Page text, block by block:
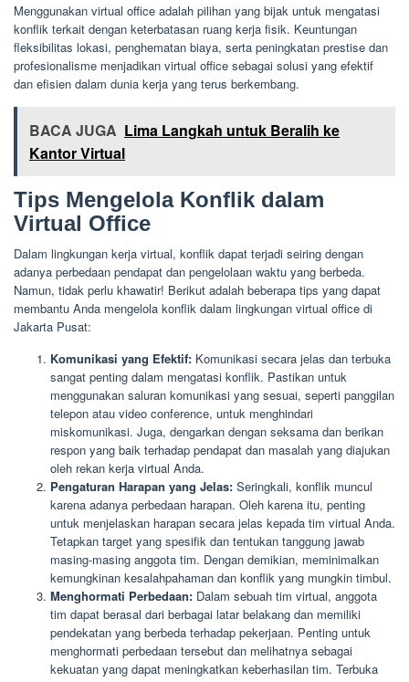
Menggunakan virtual office adalah pilihan yang bijak untuk mengatasi
konflik terkait dengan keterbatasan ruang kerja fisik. Keuntungan
fleksibilitas lokasi, penghematan biaya, serta peningkatan prestise dan
profesionalisme menjadikan virtual office sebagai solusi yang efektif
dan efisien dalam dunia kerja yang terus berkembang.
BACA JUGA Lima Langkah untuk Beralih ke
Kantor Virtual
Tips Mengelola Konflik dalam
Virtual Office
Dalam lingkungan kerja virtual, konflik dapat terjadi seiring dengan
adanya perbedaan pendapat dan pengelolaan waktu yang berbeda.
Namun, tidak perlu khawatir! Berikut adalah beberapa tips yang dapat
membantu Anda mengelola konflik dalam lingkungan virtual office di
Jakarta Pusat:
Komunikasi yang Efektif: Komunikasi secara jelas dan terbuka
sangat penting dalam mengatasi konflik. Pastikan untuk
menggunakan saluran komunikasi yang sesuai, seperti panggilan
telepon atau video conference, untuk menghindari
miskomunikasi. Juga, dengarkan dengan seksama dan berikan
respon yang baik terhadap pendapat dan masalah yang diajukan
oleh rekan kerja virtual Anda.
Pengaturan Harapan yang Jelas: Seringkali, konflik muncul
karena adanya perbedaan harapan. Oleh karena itu, penting
untuk menjelaskan harapan secara jelas kepada tim virtual Anda.
Tetapkan target yang spesifik dan tentukan tanggung jawab
masing-masing anggota tim. Dengan demikian, meminimalkan
kemungkinan kesalahpahaman dan konflik yang mungkin timbul.
Menghormati Perbedaan: Dalam sebuah tim virtual, anggota
tim dapat berasal dari berbagai latar belakang dan memiliki
pendekatan yang berbeda terhadap pekerjaan. Penting untuk
menghormati perbedaan tersebut dan melihatnya sebagai
kekuatan yang dapat meningkatkan keberhasilan tim. Terbuka